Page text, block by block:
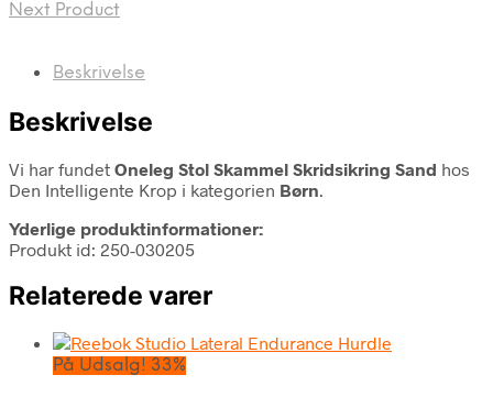
Next Product
Beskrivelse
Beskrivelse
Vi har fundet Oneleg Stol Skammel Skridsikring Sand hos
Den Intelligente Krop i kategorien Børn.
Yderlige produktinformationer:
Produkt id: 250-030205
Relaterede varer
På Udsalg! 33%